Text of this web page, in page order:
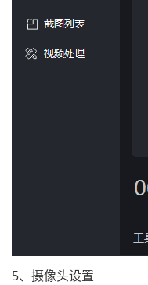
5、摄像头设置